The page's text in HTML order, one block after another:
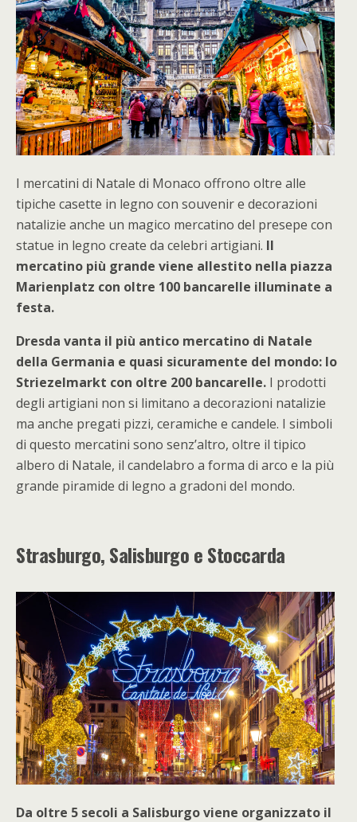
I mercatini di Natale di Monaco offrono oltre alle
tipiche casette in legno con souvenir e decorazioni
natalizie anche un magico mercatino del presepe con
statue in legno create da celebri artigiani. Il
mercatino più grande viene allestito nella piazza
Marienplatz con oltre 100 bancarelle illuminate a
festa.
Dresda vanta il più antico mercatino di Natale
della Germania e quasi sicuramente del mondo: lo
Striezelmarkt con oltre 200 bancarelle. I prodotti
degli artigiani non si limitano a decorazioni natalizie
ma anche pregati pizzi, ceramiche e candele. I simboli
di questo mercatini sono senz’altro, oltre il tipico
albero di Natale, il candelabro a forma di arco e la più
grande piramide di legno a gradoni del mondo.
Strasburgo, Salisburgo e Stoccarda
Da oltre 5 secoli a Salisburgo viene organizzato il